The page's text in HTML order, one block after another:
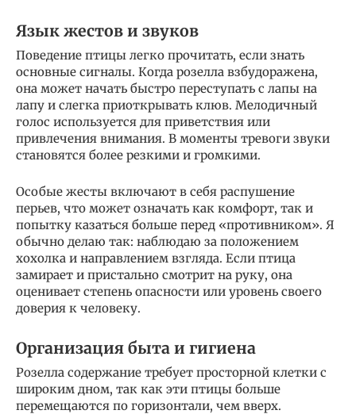
Язык жестов и звуков
Поведение птицы легко прочитать, если знать
основные сигналы. Когда розелла взбудоражена,
она может начать быстро переступать с лапы на
лапу и слегка приоткрывать клюв. Мелодичный
голос используется для приветствия или
привлечения внимания. В моменты тревоги звуки
становятся более резкими и громкими.
Особые жесты включают в себя распушение
перьев, что может означать как комфорт, так и
попытку казаться больше перед «противником». Я
обычно делаю так: наблюдаю за положением
хохолка и направлением взгляда. Если птица
замирает и пристально смотрит на руку, она
оценивает степень опасности или уровень своего
доверия к человеку.
Организация быта и гигиена
Розелла содержание требует просторной клетки с
широким дном, так как эти птицы больше
перемещаются по горизонтали, чем вверх.